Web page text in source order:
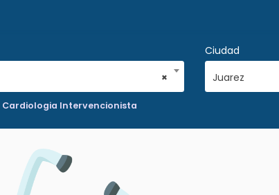
×
Ciudad
Juarez
Cardiologia Intervencionista